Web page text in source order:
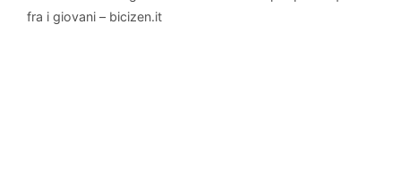
fra i giovani – bicizen.it